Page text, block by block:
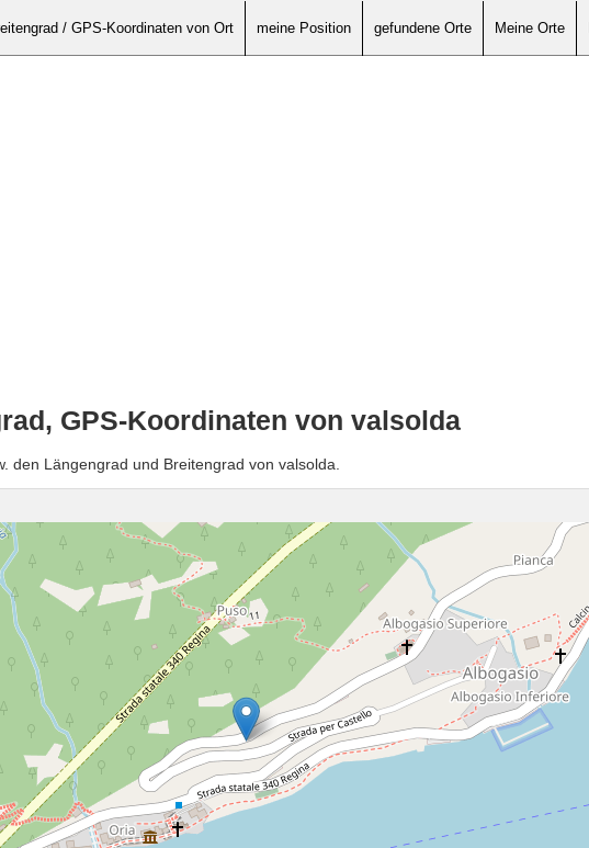
/ GPS-Koordinaten von Ort meine Position gefundene Orte Meine Orte
GPS-Koordinaten von valsolda
den Längengrad und Breitengrad von valsolda.